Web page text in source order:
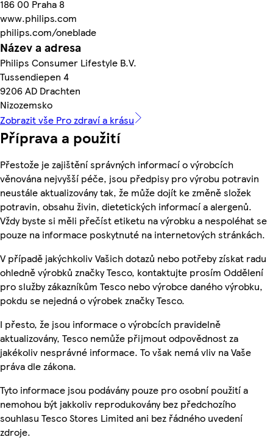
186 00 Praha 8
www.philips.com
philips.com/oneblade
Název a adresa
Philips Consumer Lifestyle B.V.
Tussendiepen 4
9206 AD Drachten
Nizozemsko
Zobrazit vše Pro zdraví a krásu
Příprava a použití
Přestože je zajištění správných informací o výrobcích
věnována nejvyšší péče, jsou předpisy pro výrobu potravin
neustále aktualizovány tak, že může dojít ke změně složek
potravin, obsahu živin, dietetických informací a alergenů.
Vždy byste si měli přečíst etiketu na výrobku a nespoléhat se
pouze na informace poskytnuté na internetových stránkách.
V případě jakýchkoliv Vašich dotazů nebo potřeby získat radu
ohledně výrobků značky Tesco, kontaktujte prosím Oddělení
pro služby zákazníkům Tesco nebo výrobce daného výrobku,
pokdu se nejedná o výrobek značky Tesco.
I přesto, že jsou informace o výrobcích pravidelně
aktualizovány, Tesco nemůže přijmout odpovědnost za
jakékoliv nesprávné informace. To však nemá vliv na Vaše
práva dle zákona.
Tyto informace jsou podávány pouze pro osobní použití a
nemohou být jakkoliv reprodukovány bez předchozího
souhlasu Tesco Stores Limited ani bez řádného uvedení
zdroje.